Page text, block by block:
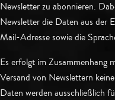
Newsletter zu abonnieren.
Newsletter die Daten aus der
Mail-Adresse sowie die
Es erfolgt im Zusammenhang
Versand von Newslettern
Daten werden ausschließlich